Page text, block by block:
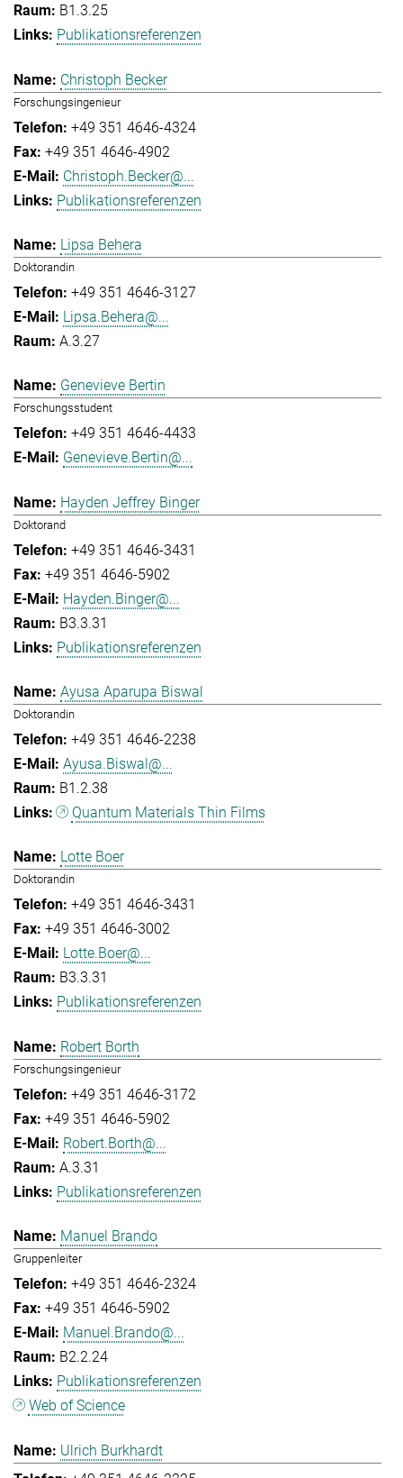
B1.3.25
Publikationsreferenzen
Christoph Becker
Forschungsingenieur
+49 351 4646-4324
+49 351 4646-4902
Christoph.Becker@...
Publikationsreferenzen
Lipsa Behera
Doktorandin
+49 351 4646-3127
Lipsa.Behera@...
A.3.27
Genevieve Bertin
Forschungsstudent
+49 351 4646-4433
Genevieve.Bertin@...
Hayden Jeffrey Binger
Doktorand
+49 351 4646-3431
+49 351 4646-5902
Hayden.Binger@...
B3.3.31
Publikationsreferenzen
Ayusa Aparupa Biswal
Doktorandin
+49 351 4646-2238
Ayusa.Biswal@...
B1.2.38
Quantum Materials Thin Films
Lotte Boer
Doktorandin
+49 351 4646-3431
+49 351 4646-3002
Lotte.Boer@...
B3.3.31
Publikationsreferenzen
Robert Borth
Forschungsingenieur
+49 351 4646-3172
+49 351 4646-5902
Robert.Borth@...
A.3.31
Publikationsreferenzen
Manuel Brando
Gruppenleiter
+49 351 4646-2324
+49 351 4646-5902
Manuel.Brando@...
B2.2.24
Publikationsreferenzen
Web of Science
Ulrich Burkhardt